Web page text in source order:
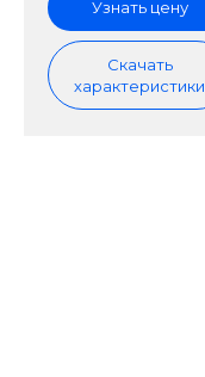
Узнать цену
Скачать
характеристики